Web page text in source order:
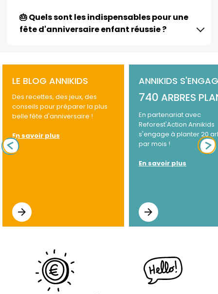
🎂 Quels sont les indispensables pour une
fête d'anniversaire enfant réussie ?
LE BLOG ANNIKIDS
Des recettes, des jeux, des
conseils pour préparer la plus
belle fête d'anniversaire !
En savoir plus
ANNIKIDS
740 ARBRES
En partenariat avec
Reforest'Action Annikids
s'engage à planter 20
par mois !
En savoir plus